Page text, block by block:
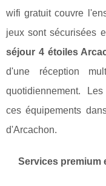
wifi gratuit couvre
jeux sont sécurisées
séjour 4 étoiles
d'une réception
quotidiennement.
ces équipements
d'Arcachon.
Services premium